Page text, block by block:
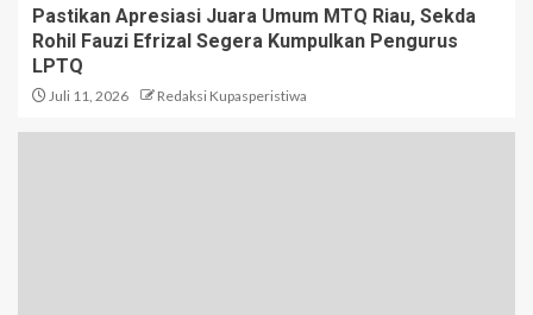
Pastikan Apresiasi Juara Umum MTQ Riau, Sekda
Rohil Fauzi Efrizal Segera Kumpulkan Pengurus
LPTQ
Juli 11, 2026 Redaksi Kupasperistiwa